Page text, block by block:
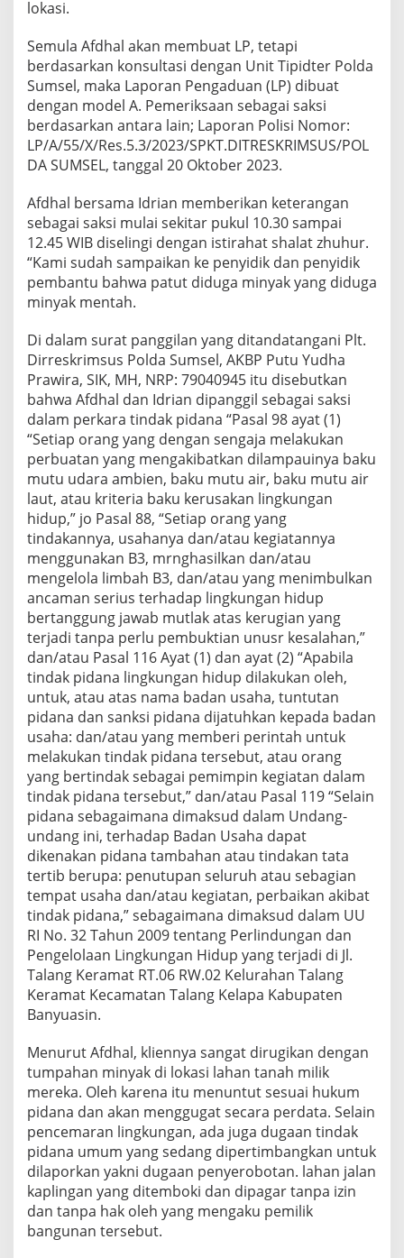
lokasi.
Semula Afdhal akan membuat LP, tetapi
berdasarkan konsultasi dengan Unit Tipidter Polda
Sumsel, maka Laporan Pengaduan (LP) dibuat
dengan model A. Pemeriksaan sebagai saksi
berdasarkan antara lain; Laporan Polisi Nomor:
LP/A/55/X/Res.5.3/2023/SPKT.DITRESKRIMSUS/POL
DA SUMSEL, tanggal 20 Oktober 2023.
Afdhal bersama Idrian memberikan keterangan
sebagai saksi mulai sekitar pukul 10.30 sampai
12.45 WIB diselingi dengan istirahat shalat zhuhur.
“Kami sudah sampaikan ke penyidik dan penyidik
pembantu bahwa patut diduga minyak yang diduga
minyak mentah.
Di dalam surat panggilan yang ditandatangani Plt.
Dirreskrimsus Polda Sumsel, AKBP Putu Yudha
Prawira, SIK, MH, NRP: 79040945 itu disebutkan
bahwa Afdhal dan Idrian dipanggil sebagai saksi
dalam perkara tindak pidana “Pasal 98 ayat (1)
“Setiap orang yang dengan sengaja melakukan
perbuatan yang mengakibatkan dilampauinya baku
mutu udara ambien, baku mutu air, baku mutu air
laut, atau kriteria baku kerusakan lingkungan
hidup,” jo Pasal 88, “Setiap orang yang
tindakannya, usahanya dan/atau kegiatannya
menggunakan B3, mrnghasilkan dan/atau
mengelola limbah B3, dan/atau yang menimbulkan
ancaman serius terhadap lingkungan hidup
bertanggung jawab mutlak atas kerugian yang
terjadi tanpa perlu pembuktian unusr kesalahan,”
dan/atau Pasal 116 Ayat (1) dan ayat (2) “Apabila
tindak pidana lingkungan hidup dilakukan oleh,
untuk, atau atas nama badan usaha, tuntutan
pidana dan sanksi pidana dijatuhkan kepada badan
usaha: dan/atau yang memberi perintah untuk
melakukan tindak pidana tersebut, atau orang
yang bertindak sebagai pemimpin kegiatan dalam
tindak pidana tersebut,” dan/atau Pasal 119 “Selain
pidana sebagaimana dimaksud dalam Undang-
undang ini, terhadap Badan Usaha dapat
dikenakan pidana tambahan atau tindakan tata
tertib berupa: penutupan seluruh atau sebagian
tempat usaha dan/atau kegiatan, perbaikan akibat
tindak pidana,” sebagaimana dimaksud dalam UU
RI No. 32 Tahun 2009 tentang Perlindungan dan
Pengelolaan Lingkungan Hidup yang terjadi di Jl.
Talang Keramat RT.06 RW.02 Kelurahan Talang
Keramat Kecamatan Talang Kelapa Kabupaten
Banyuasin.
Menurut Afdhal, kliennya sangat dirugikan dengan
tumpahan minyak di lokasi lahan tanah milik
mereka. Oleh karena itu menuntut sesuai hukum
pidana dan akan menggugat secara perdata. Selain
pencemaran lingkungan, ada juga dugaan tindak
pidana umum yang sedang dipertimbangkan untuk
dilaporkan yakni dugaan penyerobotan. lahan jalan
kaplingan yang ditemboki dan dipagar tanpa izin
dan tanpa hak oleh yang mengaku pemilik
bangunan tersebut.